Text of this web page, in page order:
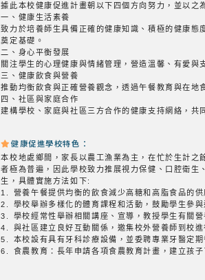
據此本校健康促進計畫朝以下四個方向努力，並以之
一、健康生活素養
致力於培養師生具備正確的健康知識、積極的健康
奠定基礎。
二、身心平衡發展
關注學生的心理健康與情緒管理，營造溫馨、有愛
三、健康飲食與營養
推動均衡飲食與正確營養觀念，透過午餐教育與在
四、社區與家庭合作
建構學校、家庭與社區三方合作的健康支持網絡，
健康促進學校特色：
本校地處鄉間，家長以農工漁業為主，在忙於生計
者極為普遍，因此學校致力推展視力保健、口腔衛
生，具體實施方法如下:
1. 營養午餐提供均衡的飲食減少高糖和高脂食品的
2. 學校舉辦多樣化的體育課程和活動，鼓勵學生參
3. 學校經常性舉辦相關講座、宣導，教授學生有關
4. 與社區建立良好互動關係，邀集校外營養師到校
5. 本校設有具有牙科診療設備，並委聘專業牙醫定
6. 食農教育：長年申請各項食農教育計畫，建立孩